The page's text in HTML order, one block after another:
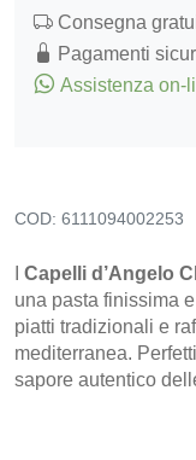
Legumi
Cous
Snack
Latte e
Bevande
Extra
Sottile
Consegna
Pagamenti
Assistenza on-
COD: 6111094002253
Capelli d’Angelo
una pasta finissima
piatti tradizionali e
mediterranea.
sapore autentico